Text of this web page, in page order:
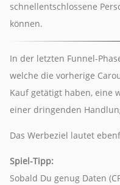
schnellentschlossene
können.
In der letzten Funnel-
welche die vorherige
Kauf getätigt haben, eine
einer dringenden
Das Werbeziel lautet
Spiel-Tipp:
Sobald Du genug Daten